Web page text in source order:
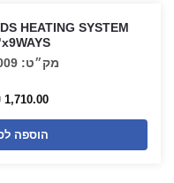
HEATING SYSTEM
מק״ט: H1009
1,710.00
הוספה